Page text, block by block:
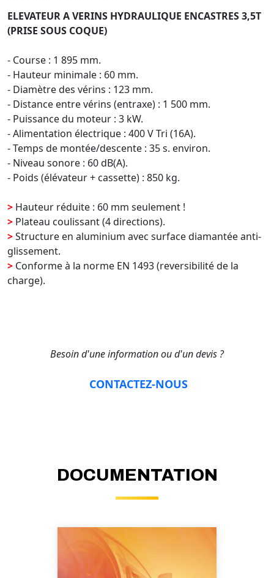
ELEVATEUR A VERINS HYDRAULIQUE ENCASTRES 3,5T
(PRISE SOUS COQUE)
- Course : 1 895 mm.
- Hauteur minimale : 60 mm.
- Diamètre des vérins : 123 mm.
- Distance entre vérins (entraxe) : 1 500 mm.
- Puissance du moteur : 3 kW.
- Alimentation électrique : 400 V Tri (16A).
- Temps de montée/descente : 35 s. environ.
- Niveau sonore : 60 dB(A).
- Poids (élévateur + cassette) : 850 kg.
> Hauteur réduite : 60 mm seulement !
> Plateau coulissant (4 directions).
>Structure en aluminium avec surface diamantée anti-
glissement.
> Conforme à la norme EN 1493 (reversibilité de la
charge).
Besoin d'une information ou d'un devis ?
CONTACTEZ-NOUS
DOCUMENTATION